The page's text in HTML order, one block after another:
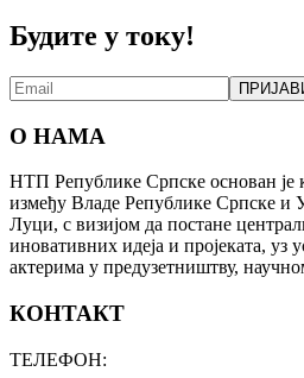
Будите у току!
О НАМА
НТП Републике Српске основан је
између Владе Републике Српске и
Луци, с визијом да постане
иновативних идеја и пројеката,
актерима у предузетништву,
КОНТАКТ
ТЕЛЕФОН: